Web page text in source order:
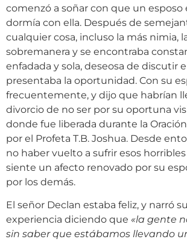
comenzó a soñar con que un esposo
dormía con ella. Después de
cualquier cosa, incluso la más nimia,
sobremanera y se encontraba
enfadada y sola, deseosa de discutir
presentaba la oportunidad. Con su
frecuentemente, y dijo que habrían
divorcio de no ser por su oportuna
donde fue liberada durante la
por el Profeta T.B. Joshua. Desde
no haber vuelto a sufrir esos horribles
siente un afecto renovado por su
por los demás.
El señor Declan estaba feliz, y narró
experiencia diciendo que «la gente
sin saber que estábamos llevando